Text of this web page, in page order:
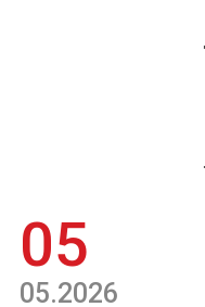
05
05.2026